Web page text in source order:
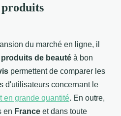
produits
du marché en ligne, il
produits de beauté à bon
permettent de comparer les
d'utilisateurs concernant le
en grande quantité. En outre,
en France et dans toute